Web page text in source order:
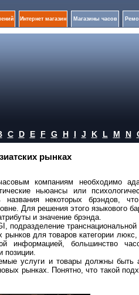
Интернет магазин Магазины часов
C D E F G H I J K L M N
рынках
компаниям необходимо
ньюансы или
некоторых брэндов,
Для решения этого языкового
и значение брэнда.
транснациональной
для товаров категории
информацией, большинство
позиции.
услуги и товары должны быть
рынках. Понятно, что такой